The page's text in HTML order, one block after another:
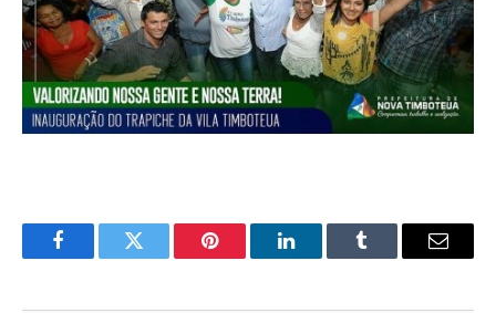
FacebookTwitter Pinterest LinkedInTumblr
E-